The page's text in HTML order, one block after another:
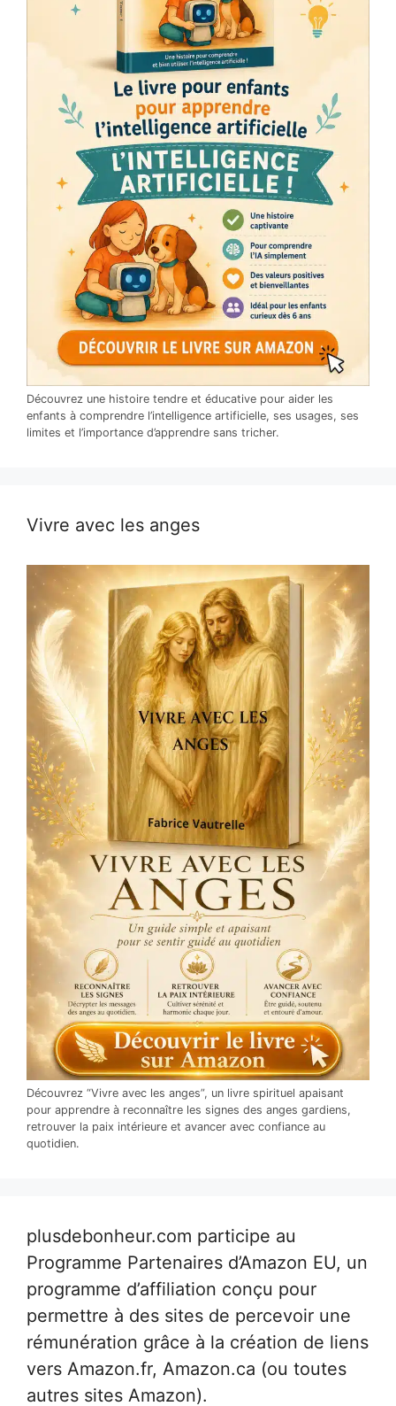
Découvrez une histoire tendre et éducative pour aider les
enfants à comprendre l’intelligence artificielle, ses usages, ses
limites et l’importance d’apprendre sans tricher.
Vivre avec les anges
Découvrez “Vivre avec les anges”, un livre spirituel apaisant
pour apprendre à reconnaître les signes des anges gardiens,
retrouver la paix intérieure et avancer avec confiance au
quotidien.
plusdebonheur.com participe au
Programme Partenaires d’Amazon EU, un
programme d’affiliation conçu pour
permettre à des sites de percevoir une
rémunération grâce à la création de liens
vers Amazon.fr, Amazon.ca (ou toutes
autres sites Amazon).